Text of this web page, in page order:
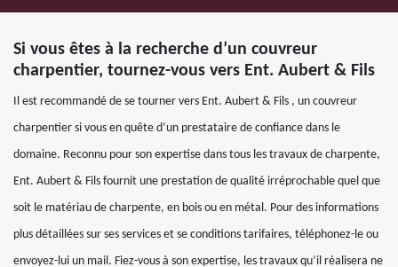
Si vous êtes à la recherche d’un couvreur
charpentier, tournez-vous vers Ent. Aubert & Fils
Il est recommandé de se tourner vers Ent. Aubert & Fils , un couvreur
charpentier si vous en quête d’un prestataire de confiance dans le
domaine. Reconnu pour son expertise dans tous les travaux de charpente,
Ent. Aubert & Fils fournit une prestation de qualité irréprochable quel que
soit le matériau de charpente, en bois ou en métal. Pour des informations
plus détaillées sur ses services et se conditions tarifaires, téléphonez-le ou
envoyez-lui un mail. Fiez-vous à son expertise, les travaux qu’il réalisera ne